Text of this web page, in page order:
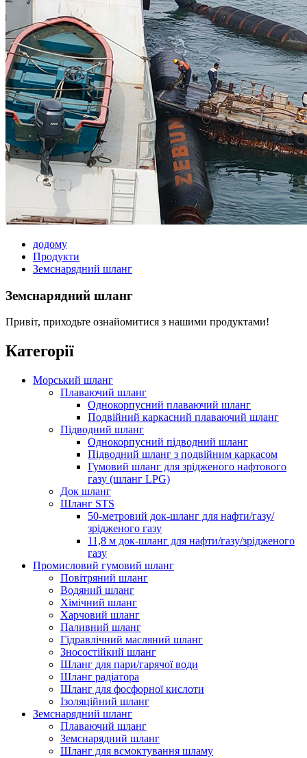
додому
Продукти
Земснарядний шланг
Земснарядний шланг
Привіт, приходьте ознайомитися з нашими продуктами!
Категорії
Морський шланг
Плаваючий шланг
Однокорпусний плаваючий шланг
Подвійний каркасний плаваючий шланг
Підводний шланг
Однокорпусний підводний шланг
Підводний шланг з подвійним каркасом
Гумовий шланг для зрідженого нафтового
газу (шланг LPG)
Док шланг
Шланг STS
50-метровий док-шланг для нафти/газу/
зрідженого газу
11,8 м док-шланг для нафти/газу/зрідженого
газу
Промисловий гумовий шланг
Повітряний шланг
Водяний шланг
Хімічний шланг
Харчовий шланг
Паливний шланг
Гідравлічний масляний шланг
Зносостійкий шланг
Шланг для пари/гарячої води
Шланг радіатора
Шланг для фосфорної кислоти
Ізоляційний шланг
Земснарядний шланг
Плаваючий шланг
Земснарядний шланг
Шланг для всмоктування шламу